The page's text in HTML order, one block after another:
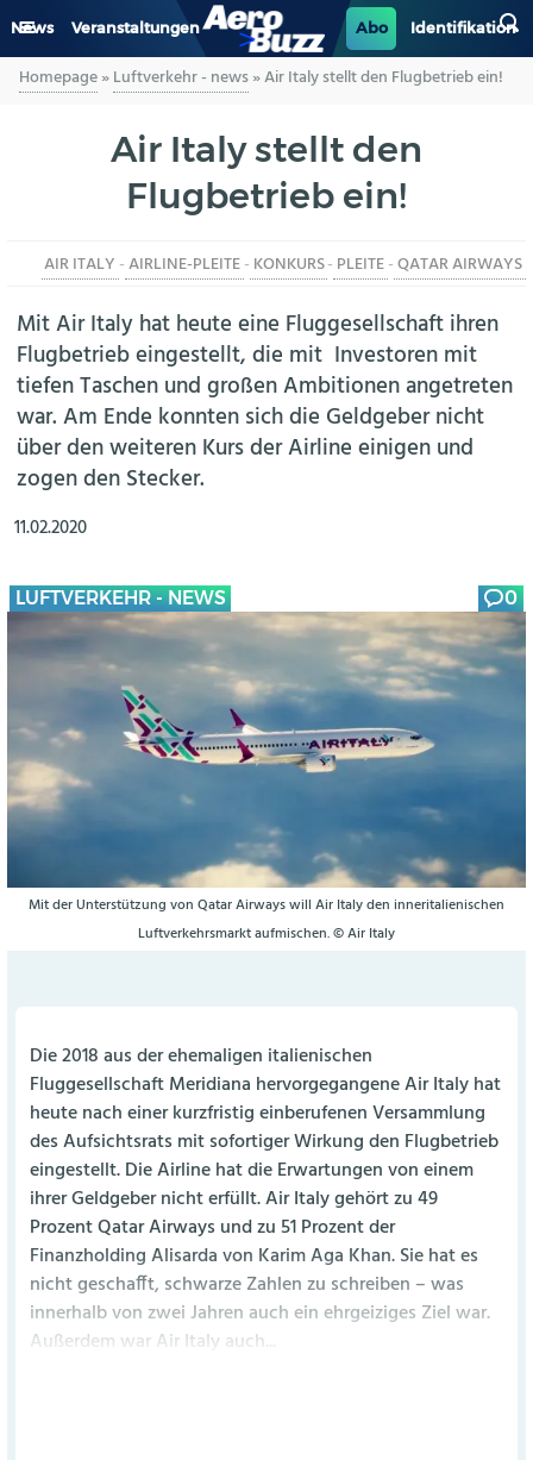
News Veranstaltungen Abo Identifikation
GENERAL AVIATION
LUFTVERKEHR
MILITÄR
INDUSTRIE
HELIKOPTER
AERO-KULTUR
Homepage»Luftverkehr - news»Air Italy stellt den Flugbetrieb ein!
Air Italy stellt den
Flugbetrieb ein!
AIR ITALY -AIRLINE-PLEITE- KONKURS- PLEITE-QATAR AIRWAYS
Mit Air Italy hat heute eine Fluggesellschaft ihren
Flugbetrieb eingestellt, die mit Investoren mit
tiefen Taschen und großen Ambitionen angetreten
war. Am Ende konnten sich die Geldgeber nicht
über den weiteren Kurs der Airline einigen und
zogen den Stecker.
11.02.2020
LUFTVERKEHR - NEWS 0
Mit der Unterstützung von Qatar Airways will Air Italy den inneritalienischen
Luftverkehrsmarkt aufmischen. © Air Italy
Die 2018 aus der ehemaligen italienischen
Fluggesellschaft Meridiana hervorgegangene Air Italy hat
heute nach einer kurzfristig einberufenen Versammlung
des Aufsichtsrats mit sofortiger Wirkung den Flugbetrieb
eingestellt. Die Airline hat die Erwartungen von einem
ihrer Geldgeber nicht erfüllt. Air Italy gehört zu 49
Prozent Qatar Airways und zu 51 Prozent der
Finanzholding Alisarda von Karim Aga Khan. Sie hat es
nicht geschafft, schwarze Zahlen zu schreiben – was
innerhalb von zwei Jahren auch ein ehrgeiziges Ziel war.
Außerdem war Air Italy auch...